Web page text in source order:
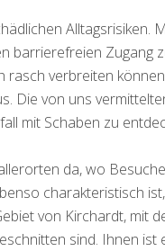
Alltagsrisiken.
barrierefreien Zugang
rasch verbreiten
Die von uns
mit Schaben zu
da, wo
charakteristisch
von Kirchardt, mit
sind. Ihnen ist